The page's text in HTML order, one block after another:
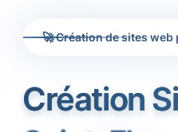
🚀 Création de sites
Création